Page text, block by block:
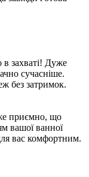
в захваті! Дуже
сучасніше.
без затримок.
приємно, що
вашої ванної
вас комфортним.